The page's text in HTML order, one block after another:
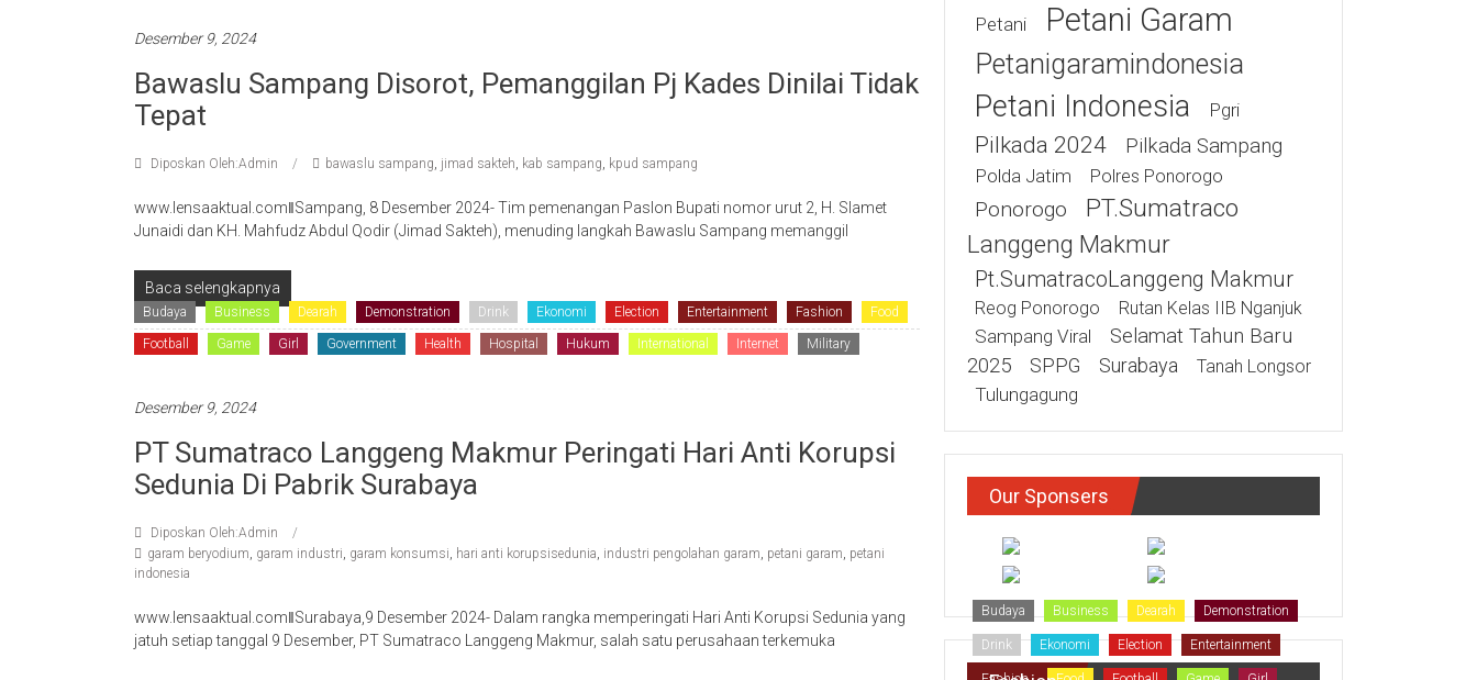
Desember 9, 2024
Bawaslu Sampang Disorot, Pemanggilan Pj Kades Dinilai Tidak
Tepat
Diposkan Oleh:Admin bawaslu sampang, jimad sakteh, kab sampang, kpud sampang
www.lensaaktual.comǁSampang, 8 Desember 2024- Tim pemenangan Paslon Bupati nomor urut 2, H. Slamet
Junaidi dan KH. Mahfudz Abdul Qodir (Jimad Sakteh), menuding langkah Bawaslu Sampang memanggil
Baca selengkapnya
Budaya Business Dearah Demonstration Drink Ekonomi Election Entertainment Fashion Food
Football Game Girl Government Health Hospital Hukum International Internet Military
Desember 9, 2024
PT Sumatraco Langgeng Makmur Peringati Hari Anti Korupsi
Sedunia Di Pabrik Surabaya
Diposkan Oleh:Admin
garam beryodium, garam industri, garam konsumsi, hari anti korupsisedunia, industri pengolahan garam, petani garam, petani
indonesia
www.lensaaktual.comǁSurabaya,9 Desember 2024- Dalam rangka memperingati Hari Anti Korupsi Sedunia yang
jatuh setiap tanggal 9 Desember, PT Sumatraco Langgeng Makmur, salah satu perusahaan terkemuka
Petani Petani Garam
Petanigaramindonesia
Petani Indonesia Pgri
Pilkada 2024 Pilkada Sampang
Polda Jatim Polres Ponorogo
Ponorogo
PT.Sumatraco
Langgeng Makmur
Pt.SumatracoLanggeng Makmur
Reog Ponorogo Rutan Kelas IIB Nganjuk
Sampang Viral
Selamat Tahun Baru
2025
SPPG Surabaya Tanah Longsor
Tulungagung
Our Sponsers
Budaya Business Dearah Demonstration
Drink Ekonomi Election Entertainment